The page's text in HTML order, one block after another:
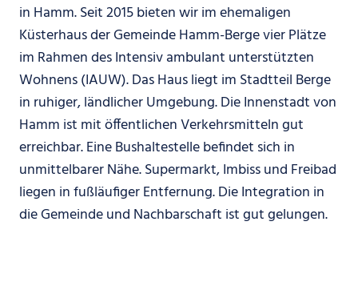
in Hamm. Seit 2015 bieten wir im ehemaligen
Küsterhaus der Gemeinde Hamm-Berge vier Plätze
im Rahmen des Intensiv ambulant unterstützten
Wohnens (IAUW). Das Haus liegt im Stadtteil Berge
in ruhiger, ländlicher Umgebung. Die Innenstadt von
Hamm ist mit öffentlichen Verkehrsmitteln gut
erreichbar. Eine Bushaltestelle befindet sich in
unmittelbarer Nähe. Supermarkt, Imbiss und Freibad
liegen in fußläufiger Entfernung. Die Integration in
die Gemeinde und Nachbarschaft ist gut gelungen.